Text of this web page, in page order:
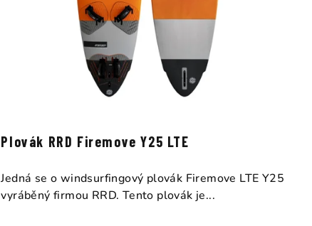
Plovák RRD Firemove Y25 LTE
Jedná se o windsurfingový plovák Firemove LTE Y25
vyráběný firmou RRD. Tento plovák je...